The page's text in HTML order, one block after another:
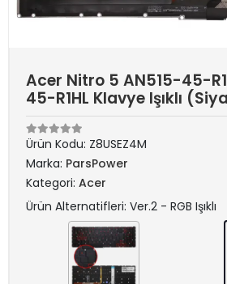
Acer Nitro 5 AN515-45-
45-R1HL Klavye Işıklı
Ürün Kodu: Z8USEZ4M
Marka: ParsPower
Kategori: Acer
Ürün Alternatifleri: Ver.2 - RGB Işıklı